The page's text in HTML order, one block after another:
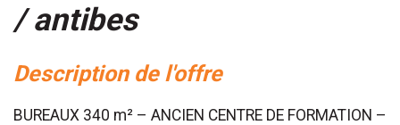
/ antibes
description de l'offre
BUREAUX 340 m² – ANCIEN CENTRE DE FORMATION –